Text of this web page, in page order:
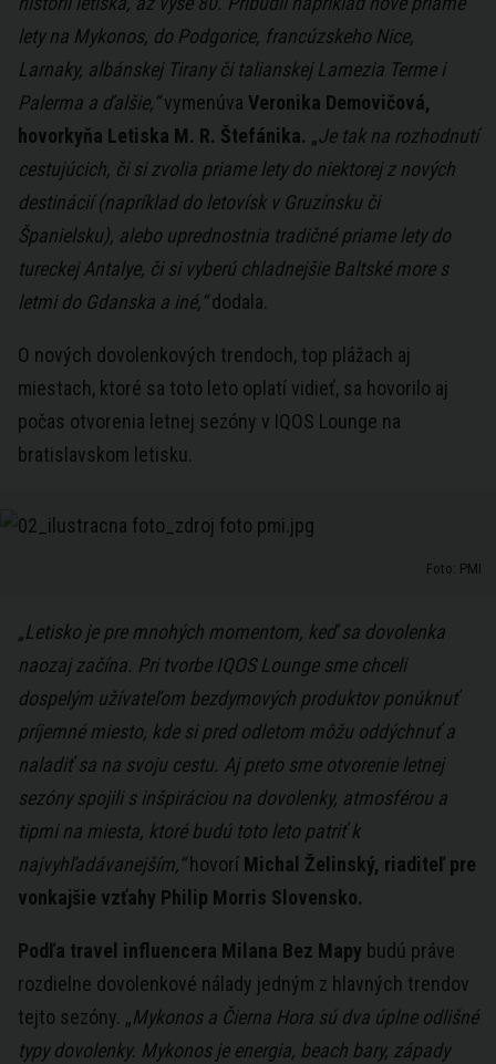
lety na Mykonos, do Podgorice, francúzskeho Nice,
Larnaky, albánskej Tirany či talianskej Lamezia Terme i
Palerma a ďalšie,“vymenúva Veronika Demovičová,
hovorkyňa Letiska M. R. Štefánika. „Je tak na rozhodnutí
cestujúcich, či si zvolia priame lety do niektorej z nových
destinácií (napríklad do letovísk v Gruzínsku či
Španielsku), alebo uprednostnia tradičné priame lety do
tureckej Antalye, či si vyberú chladnejšie Baltské more s
letmi do Gdanska a iné,“dodala.
O nových dovolenkových trendoch, top plážach aj
miestach, ktoré sa toto leto oplatí vidieť, sa hovorilo aj
počas otvorenia letnej sezóny v IQOS Lounge na
bratislavskom letisku.
Foto: PMI
„Letisko je pre mnohých momentom, keď sa dovolenka
naozaj začína. Pri tvorbe IQOS Lounge sme chceli
dospelým užívateľom bezdymových produktov ponúknuť
príjemné miesto, kde si pred odletom môžu oddýchnuť a
naladiť sa na svoju cestu. Aj preto sme otvorenie letnej
sezóny spojili s inšpiráciou na dovolenky, atmosférou a
tipmi na miesta, ktoré budú toto leto patriť k
najvyhľadávanejším,“ hovorí Michal Želinský, riaditeľ pre
vonkajšie vzťahy Philip Morris Slovensko.
Podľa travel influencera Milana Bez Mapy budú práve
rozdielne dovolenkové nálady jedným z hlavných trendov
tejto sezóny. „Mykonos a Čierna Hora sú dva úplne odlišné
typy dovolenky. Mykonos je energia, beach bary, západy